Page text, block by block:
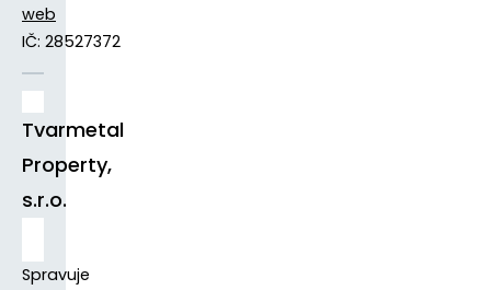
web
IČ: 28527372
Tvarmetal
Property,
s.r.o.
Spravuje